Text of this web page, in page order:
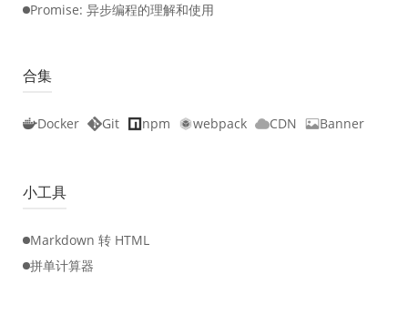
Promise: 异步编程的理解和使用
合集
Docker Git npm webpack CDN Banner
小工具
Markdown 转 HTML
拼单计算器